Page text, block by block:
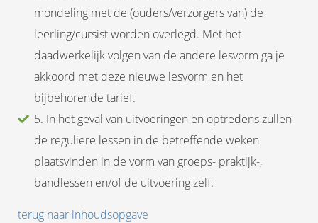
mondeling met de (ouders/verzorgers van) de
leerling/cursist worden overlegd. Met het
daadwerkelijk volgen van de andere lesvorm ga je
akkoord met deze nieuwe lesvorm en het
bijbehorende tarief.
5. In het geval van uitvoeringen en optredens zullen
de reguliere lessen in de betreffende weken
plaatsvinden in de vorm van groeps- praktijk-,
bandlessen en/of de uitvoering zelf.
terug naar inhoudsopgave